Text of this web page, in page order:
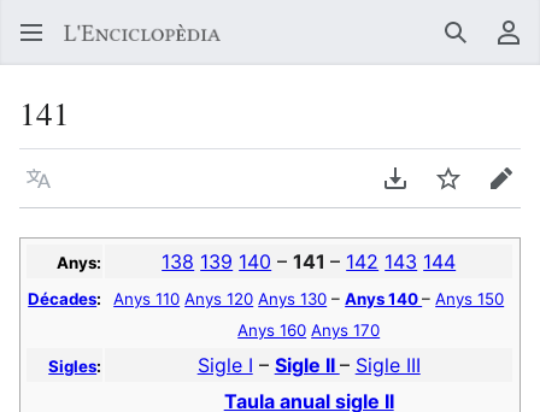
Buscar
141
Llegir en un atre idioma Descarregar en
Vigilar
Anys: 138 139 140 –141– 142 143 144
Décades: Anys 110 Anys 120 Anys 130 –Anys 140–Anys 150
Anys 160 Anys 170
Sigles: Sigle I – Sigle II – Sigle III
Taula anual sigle II